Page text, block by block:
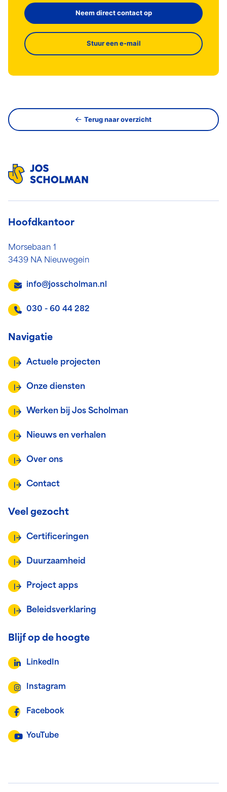
Neem direct contact op
Stuur een e-mail
Terug naar overzicht
Hoofdkantoor
Morsebaan 1
3439 NA Nieuwegein
info@josscholman.nl
030 - 60 44 282
Navigatie
Actuele projecten
Onze diensten
Werken bij Jos Scholman
Nieuws en verhalen
Over ons
Contact
Veel gezocht
Certificeringen
Duurzaamheid
Project apps
Beleidsverklaring
Blijf op de hoogte
LinkedIn
Instagram
Facebook
YouTube